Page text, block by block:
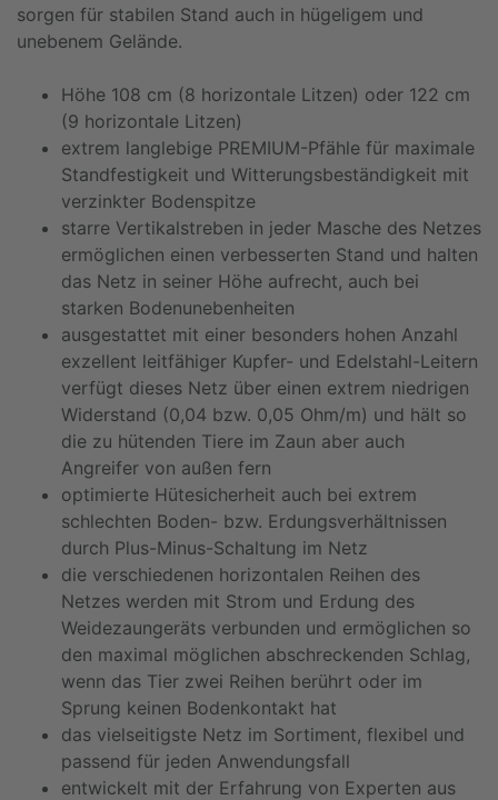
sorgen für stabilen Stand auch in hügeligem und
unebenem Gelände.
Höhe 108 cm (8 horizontale Litzen) oder 122 cm
(9 horizontale Litzen)
extrem langlebige PREMIUM-Pfähle für maximale
Standfestigkeit und Witterungsbeständigkeit mit
verzinkter Bodenspitze
starre Vertikalstreben in jeder Masche des Netzes
ermöglichen einen verbesserten Stand und halten
das Netz in seiner Höhe aufrecht, auch bei
starken Bodenunebenheiten
ausgestattet mit einer besonders hohen Anzahl
exzellent leitfähiger Kupfer- und Edelstahl-Leitern
verfügt dieses Netz über einen extrem niedrigen
Widerstand (0,04 bzw. 0,05 Ohm/m) und hält so
die zu hütenden Tiere im Zaun aber auch
Angreifer von außen fern
optimierte Hütesicherheit auch bei extrem
schlechten Boden- bzw. Erdungsverhältnissen
durch Plus-Minus-Schaltung im Netz
die verschiedenen horizontalen Reihen des
Netzes werden mit Strom und Erdung des
Weidezaungeräts verbunden und ermöglichen so
den maximal möglichen abschreckenden Schlag,
wenn das Tier zwei Reihen berührt oder im
Sprung keinen Bodenkontakt hat
das vielseitigste Netz im Sortiment, flexibel und
passend für jeden Anwendungsfall
entwickelt mit der Erfahrung von Experten aus